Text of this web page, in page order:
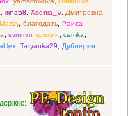
, irina58, Xsenia_V, Дмитревна,
Mazzy, благодать, Раиса
, svmmm, крохин, cemka,
, Tatyanka29, Дублерин